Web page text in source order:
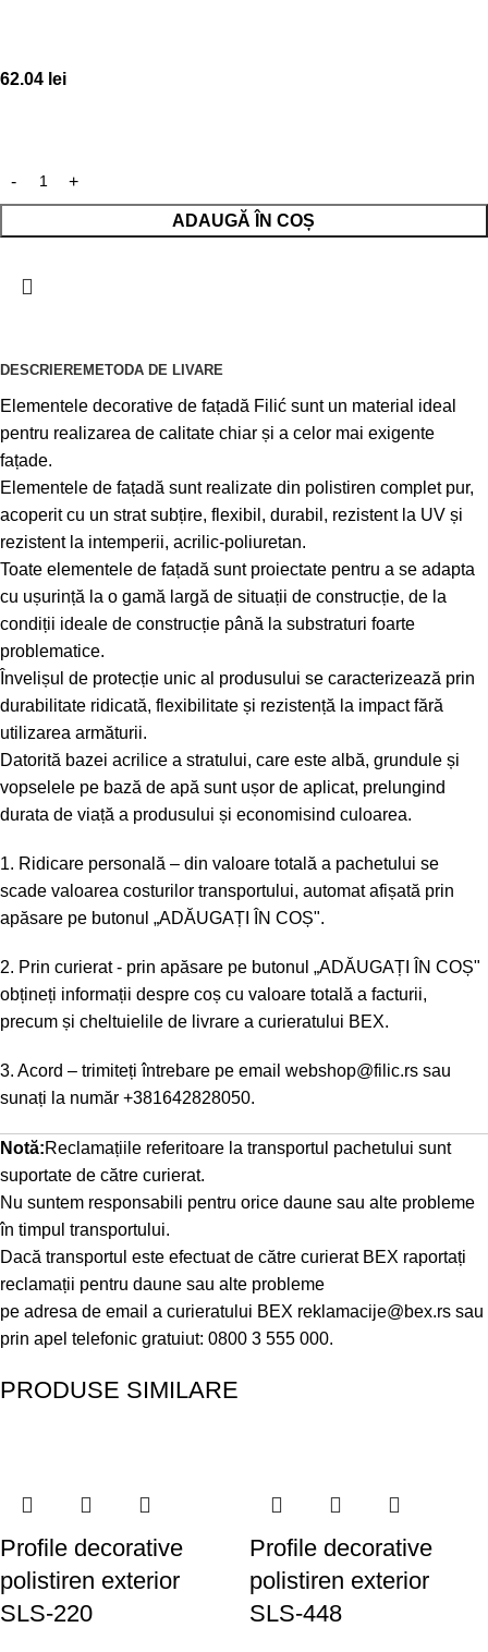
62.04 lei
ADAUGĂ ÎN COȘ
DESCRIEREMETODA DE LIVARE
Elementele decorative de fațadă Filić sunt un material ideal
pentru realizarea de calitate chiar și a celor mai exigente
fațade.
Elementele de fațadă sunt realizate din polistiren complet pur,
acoperit cu un strat subțire, flexibil, durabil, rezistent la UV și
rezistent la intemperii, acrilic-poliuretan.
Toate elementele de fațadă sunt proiectate pentru a se adapta
cu ușurință la o gamă largă de situații de construcție, de la
condiții ideale de construcție până la substraturi foarte
problematice.
Învelișul de protecție unic al produsului se caracterizează prin
durabilitate ridicată, flexibilitate și rezistență la impact fără
utilizarea armăturii.
Datorită bazei acrilice a stratului, care este albă, grundule și
vopselele pe bază de apă sunt ușor de aplicat, prelungind
durata de viață a produsului și economisind culoarea.
1. Ridicare personală – din valoare totală a pachetului se
scade valoarea costurilor transportului, automat afișată prin
apăsare pe butonul „ADĂUGAȚI ÎN COȘ".
2. Prin curierat - prin apăsare pe butonul „ADĂUGAȚI ÎN COȘ"
obțineți informații despre coș cu valoare totală a facturii,
precum și cheltuielile de livrare a curieratului BEX.
3. Acord – trimiteți întrebare pe email webshop@filic.rs sau
sunați la număr +381642828050.
Notă:Reclamațiile referitoare la transportul pachetului sunt
suportate de către curierat.
Nu suntem responsabili pentru orice daune sau alte probleme
în timpul transportului.
Dacă transportul este efectuat de către curierat BEX raportați
reclamații pentru daune sau alte probleme
pe adresa de email a curieratului BEX reklamacije@bex.rs sau
prin apel telefonic gratuiut: 0800 3 555 000.
PRODUSE SIMILARE
Profile decorative
polistiren exterior
SLS-220
Profile decorative
polistiren exterior
SLS-448